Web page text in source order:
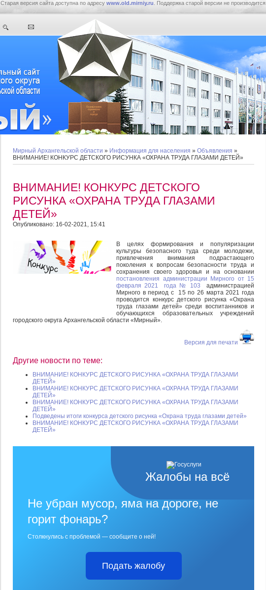
Старая версия сайта доступна по адресу www.old.mirniy.ru . Поддержка старой версии не производится.
Мирный Архангельской области » Информация для населения » Объявления »
ВНИМАНИЕ! КОНКУРС ДЕТСКОГО РИСУНКА «ОХРАНА ТРУДА ГЛАЗАМИ ДЕТЕЙ»
ВНИМАНИЕ! КОНКУРС ДЕТСКОГО
РИСУНКА «ОХРАНА ТРУДА ГЛАЗАМИ
ДЕТЕЙ»
Опубликовано: 16-02-2021, 15:41
В целях формирования и популяризации
культуры безопасного туда среди молодежи,
привлечения внимания подрастающего
поколения к вопросам безопасности труда и
сохранения своего здоровья и на основании
постановления администрации Мирного от 15
февраля 2021 года № 103 администрацией
Мирного в период с 15 по 26 марта 2021 года
проводится конкурс детского рисунка «Охрана
труда глазами детей» среди воспитанников и
обучающихся образовательных учреждений
городского округа Архангельской области «Мирный».
Версия для печати
Другие новости по теме:
ВНИМАНИЕ! КОНКУРС ДЕТСКОГО РИСУНКА «ОХРАНА ТРУДА ГЛАЗАМИ
ДЕТЕЙ»
ВНИМАНИЕ! КОНКУРС ДЕТСКОГО РИСУНКА «ОХРАНА ТРУДА ГЛАЗАМИ
ДЕТЕЙ»
ВНИМАНИЕ! КОНКУРС ДЕТСКОГО РИСУНКА «ОХРАНА ТРУДА ГЛАЗАМИ
ДЕТЕЙ»
Подведены итоги конкурса детского рисунка «Охрана труда глазами детей»
ВНИМАНИЕ! КОНКУРС ДЕТСКОГО РИСУНКА «ОХРАНА ТРУДА ГЛАЗАМИ
ДЕТЕЙ»
Жалобы на всё
Не убран мусор, яма на дороге, не
горит фонарь?
Столкнулись с проблемой — сообщите о ней!
Подать жалобу